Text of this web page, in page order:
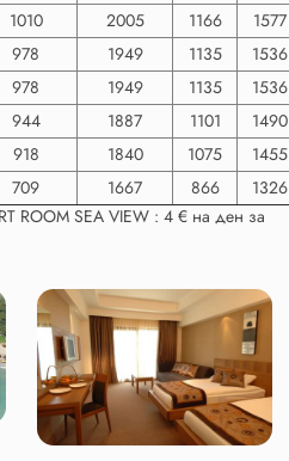
1010 2005 1166
1577
978 1949 1135
1536
978 1949 1135
1536
944 1887 1101
1490
918 1840 1075
1455
709 1667 866
1326
ROOM SEA VIEW : 4 € на ден за